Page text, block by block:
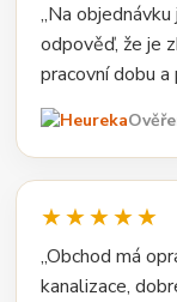
„Na
odpověď, že je
pracovní dobu a
★★★★★
„Obchod má
kanalizace,